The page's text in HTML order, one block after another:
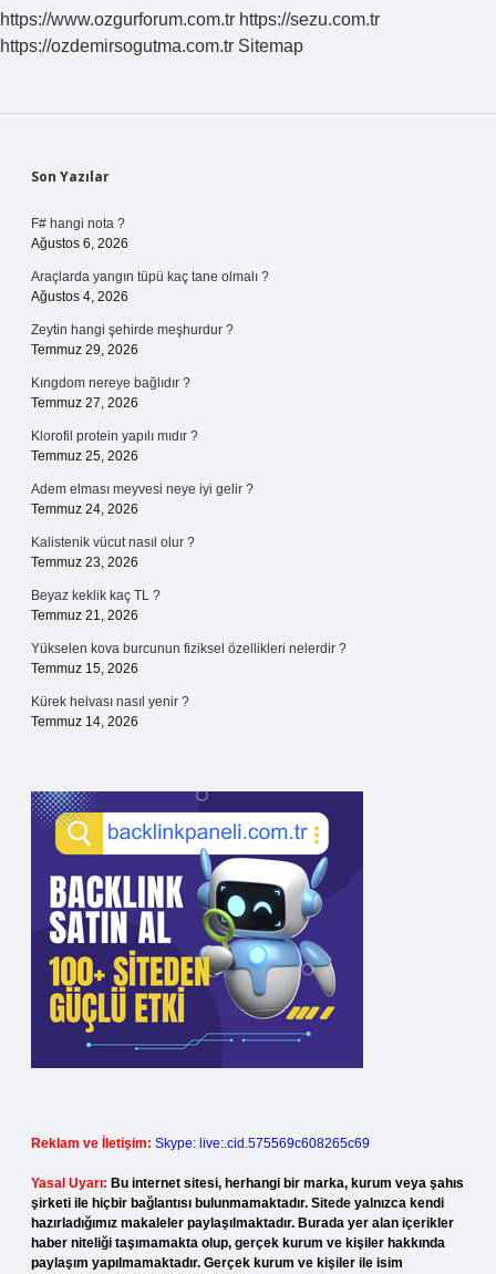
Simetriği
Nasıl
https://www.ozgurforum.com.tr https://sezu.com.tr
https://ozdemirsogutma.com.tr Sitemap
Sidebar
Son Yazılar
F# hangi nota ?
Ağustos 6, 2026
Araçlarda yangın tüpü kaç tane olmalı ?
Ağustos 4, 2026
Zeytin hangi şehirde meşhurdur ?
Temmuz 29, 2026
Kıngdom nereye bağlıdır ?
Temmuz 27, 2026
Klorofil protein yapılı mıdır ?
Temmuz 25, 2026
Adem elması meyvesi neye iyi gelir ?
Temmuz 24, 2026
Kalistenik vücut nasıl olur ?
Temmuz 23, 2026
Beyaz keklik kaç TL ?
Temmuz 21, 2026
Yükselen kova burcunun fiziksel özellikleri nelerdir ?
Temmuz 15, 2026
Kürek helvası nasıl yenir ?
Temmuz 14, 2026
Reklam ve İletişim: Skype: live:.cid.575569c608265c69
Yasal Uyarı: Bu internet sitesi, herhangi bir marka, kurum veya şahıs
şirketi ile hiçbir bağlantısı bulunmamaktadır. Sitede yalnızca kendi
hazırladığımız makaleler paylaşılmaktadır. Burada yer alan içerikler
haber niteliği taşımamakta olup, gerçek kurum ve kişiler hakkında
paylaşım yapılmamaktadır. Gerçek kurum ve kişiler ile isim